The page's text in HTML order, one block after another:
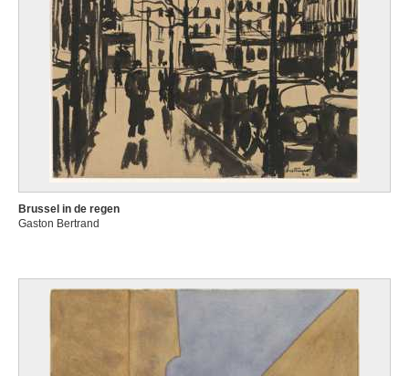
Brussel in de regen
Gaston Bertrand